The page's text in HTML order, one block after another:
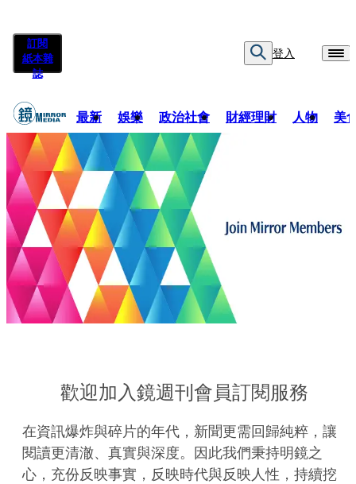
訂閱
紙本雜
誌
登入
最新 娛樂 政治社會 財經理財 人物 美
歡迎加入鏡週刊會員訂閱服務
在資訊爆炸與碎片的年代，新聞更需回歸純粹，讓
閱讀更清澈、真實與深度。因此我們秉持明鏡之
心，充份反映事實，反映時代與反映人性，持續挖